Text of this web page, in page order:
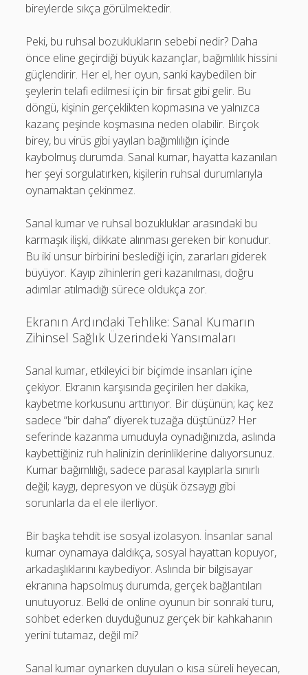
bireylerde sıkça görülmektedir.
Peki, bu ruhsal bozuklukların sebebi nedir? Daha
önce eline geçirdiği büyük kazançlar, bağımlılık hissini
güçlendirir. Her el, her oyun, sanki kaybedilen bir
şeylerin telafi edilmesi için bir fırsat gibi gelir. Bu
döngü, kişinin gerçeklikten kopmasına ve yalnızca
kazanç peşinde koşmasına neden olabilir. Birçok
birey, bu virüs gibi yayılan bağımlılığın içinde
kaybolmuş durumda. Sanal kumar, hayatta kazanılan
her şeyi sorgulatırken, kişilerin ruhsal durumlarıyla
oynamaktan çekinmez.
Sanal kumar ve ruhsal bozukluklar arasındaki bu
karmaşık ilişki, dikkate alınması gereken bir konudur.
Bu iki unsur birbirini beslediği için, zararları giderek
büyüyor. Kayıp zihinlerin geri kazanılması, doğru
adımlar atılmadığı sürece oldukça zor.
Ekranın Ardındaki Tehlike: Sanal Kumarın
Zihinsel Sağlık Üzerindeki Yansımaları
Sanal kumar, etkileyici bir biçimde insanları içine
çekiyor. Ekranın karşısında geçirilen her dakika,
kaybetme korkusunu arttırıyor. Bir düşünün; kaç kez
sadece “bir daha” diyerek tuzağa düştünüz? Her
seferinde kazanma umuduyla oynadığınızda, aslında
kaybettiğiniz ruh halinizin derinliklerine dalıyorsunuz.
Kumar bağımlılığı, sadece parasal kayıplarla sınırlı
değil; kaygı, depresyon ve düşük özsaygı gibi
sorunlarla da el ele ilerliyor.
Bir başka tehdit ise sosyal izolasyon. İnsanlar sanal
kumar oynamaya daldıkça, sosyal hayattan kopuyor,
arkadaşlıklarını kaybediyor. Aslında bir bilgisayar
ekranına hapsolmuş durumda, gerçek bağlantıları
unutuyoruz. Belki de online oyunun bir sonraki turu,
sohbet ederken duyduğunuz gerçek bir kahkahanın
yerini tutamaz, değil mi?
Sanal kumar oynarken duyulan o kısa süreli heyecan,